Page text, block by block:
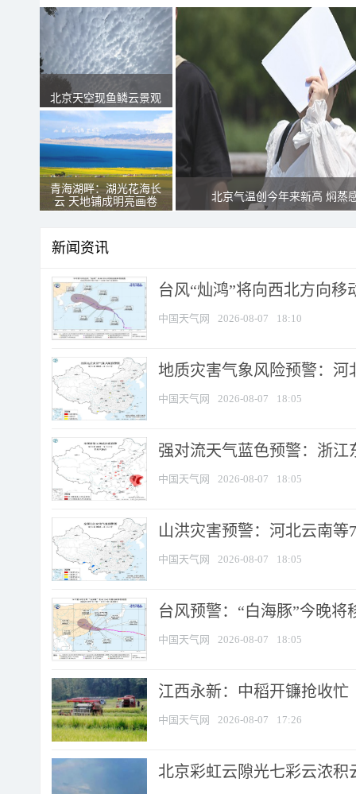
北京天空现鱼鳞云景观
青海湖畔：湖光花海长
云 天地铺成明亮画卷
北京气温创今年来新高 焖蒸
新闻资讯
台风“灿鸿”将向西北方向移
中国天气网 2026-08-07 18:10
地质灾害气象风险预警：河
中国天气网 2026-08-07 18:05
强对流天气蓝色预警：浙江
中国天气网 2026-08-07 18:05
山洪灾害预警：河北云南
中国天气网 2026-08-07 18:05
台风预警：“白海豚”今晚将
中国天气网 2026-08-07 18:05
江西永新：中稻开镰抢收忙
中国天气网 2026-08-07 17:26
北京彩虹云隙光七彩云浓积